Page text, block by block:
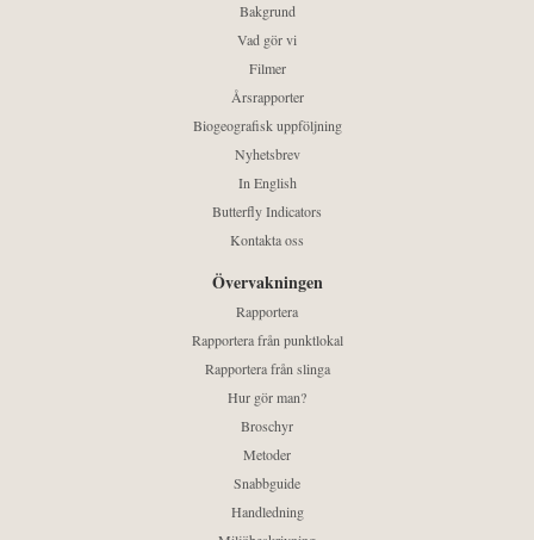
Bakgrund
Vad gör vi
Filmer
Årsrapporter
Biogeografisk uppföljning
Nyhetsbrev
In English
Butterfly Indicators
Kontakta oss
Övervakningen
Rapportera
Rapportera från punktlokal
Rapportera från slinga
Hur gör man?
Broschyr
Metoder
Snabbguide
Handledning